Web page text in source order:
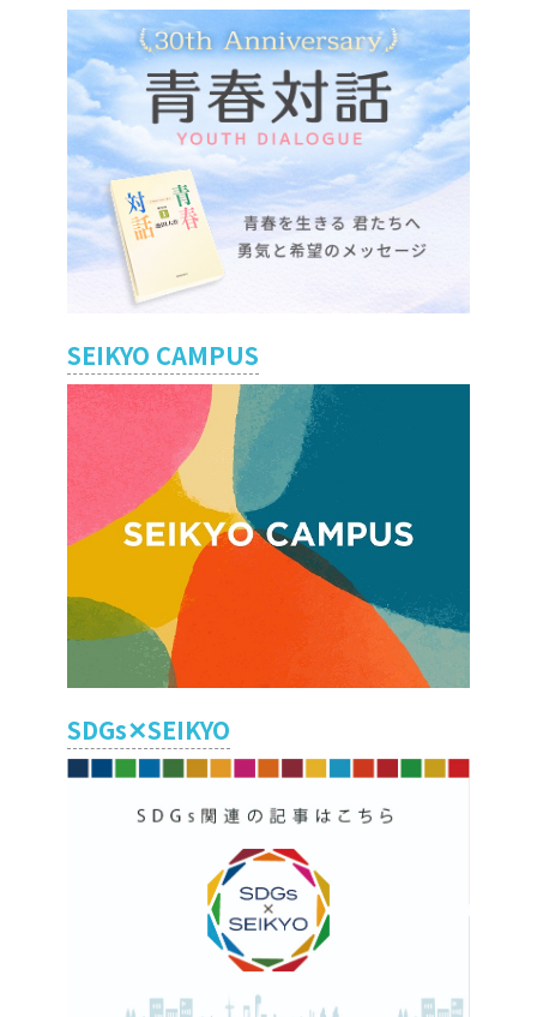
SEIKYO CAMPUS
SDGs✕SEIKYO